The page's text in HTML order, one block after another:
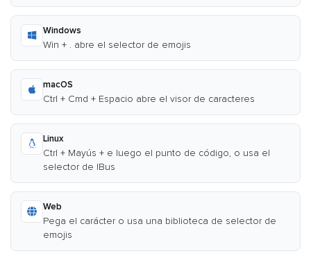
Windows
Win + . abre el selector de emojis
macOS
Ctrl + Cmd + Espacio abre el visor de caracteres
Linux
Ctrl + Mayús + e luego el punto de código, o usa el
selector de IBus
Web
Pega el carácter o usa una biblioteca de selector de
emojis